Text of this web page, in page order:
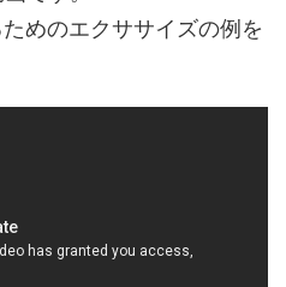
めのエクササイズの例を